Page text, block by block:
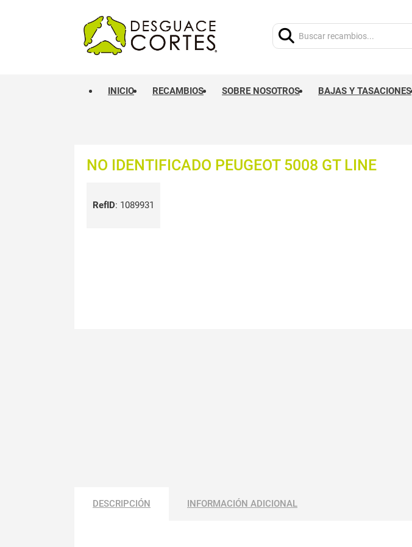
INICIO RECAMBIOS SOBRE NOSOTROS BAJAS Y TASACIONES
NO IDENTIFICADO PEUGEOT 5008 GT LINE
RefID: 1089931
DESCRIPCIÓN INFORMACIÓN ADICIONAL